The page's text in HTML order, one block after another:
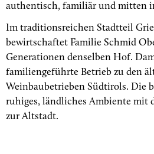
authentisch, familiär und mitten
Im traditionsreichen Stadtteil
bewirtschaftet Familie Schmid
Generationen denselben Hof.
familiengeführte Betrieb zu den
Weinbaubetrieben Südtirols. Die
ruhiges, ländliches Ambiente mit
zur Altstadt.